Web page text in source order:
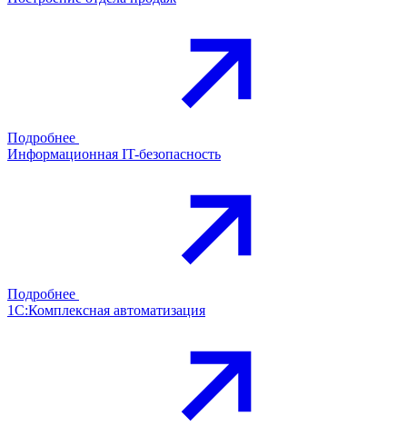
Подробнее
Информационная IT-безопасность
Подробнее
1С:Комплексная автоматизация